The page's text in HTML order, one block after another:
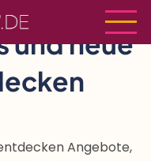
und neue
Angebote,